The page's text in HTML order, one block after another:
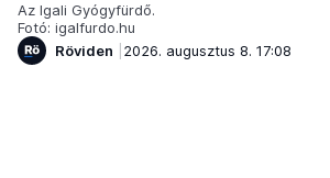
Az Igali Gyógyfürdő.
Fotó: igalfurdo.hu
Röviden
2026. augusztus 8. 17:08